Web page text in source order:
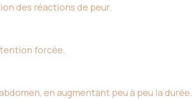
des réactions de peur.
forcée.
en augmentant peu à peu la durée.